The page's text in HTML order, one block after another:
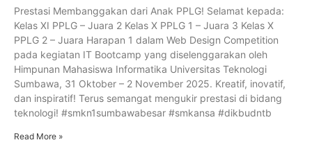
Prestasi Membanggakan dari Anak PPLG! Selamat kepada:
Kelas XI PPLG – Juara 2 Kelas X PPLG 1 – Juara 3 Kelas X
PPLG 2 – Juara Harapan 1 dalam Web Design Competition
pada kegiatan IT Bootcamp yang diselenggarakan oleh
Himpunan Mahasiswa Informatika Universitas Teknologi
Sumbawa, 31 Oktober – 2 November 2025. Kreatif, inovatif,
dan inspiratif! Terus semangat mengukir prestasi di bidang
teknologi! #smkn1sumbawabesar #smkansa #dikbudntb
Read More »